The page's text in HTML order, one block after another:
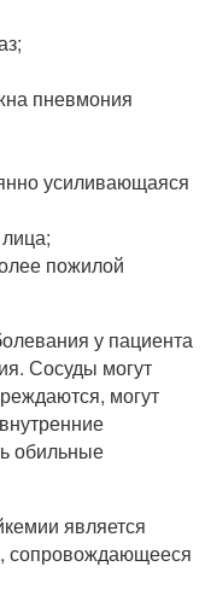
пневмония
усиливающаяся
пожилой
у пациента
Сосуды могут
могут
обильные
является
сопровождающееся